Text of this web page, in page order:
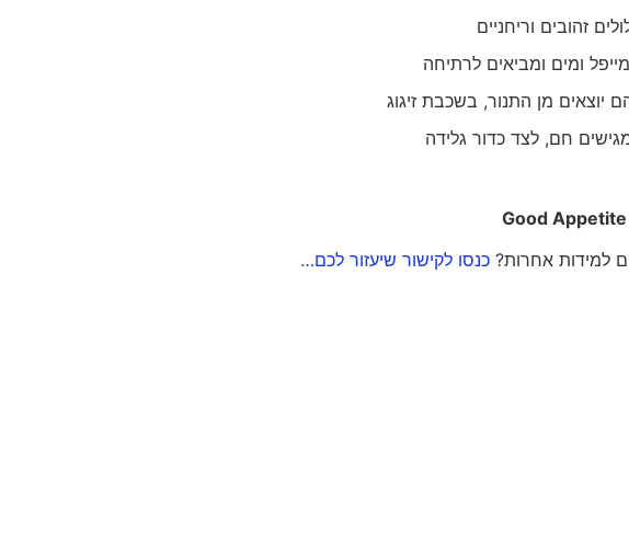
ומים ומביאים לרתיחה
מן התנור, בשכבת זיגוג
Good Appetite
למידות אחרות?כנסו לקישור שיעזור לכם…